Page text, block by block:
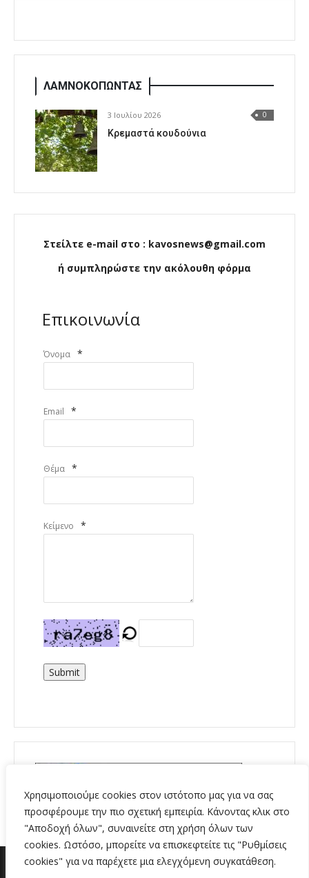
Χρησιμοποιούμε cookies στον ιστότοπο μας για να σας
προσφέρουμε την πιο σχετική εμπειρία. Κάνοντας κλικ στο
"Αποδοχή όλων", συναινείτε στη χρήση όλων των
cookies. Ωστόσο, μπορείτε να επισκεφτείτε τις "Ρυθμίσεις
cookies" για να παρέχετε μια ελεγχόμενη συγκατάθεση.
ΛΑΜΝΟΚΟΠΩΝΤΑΣ
3 Ιουλίου 2026 0
Κρεμαστά κουδούνια
Στείλτε e-mail στο : kavosnews@gmail.com
ή συμπληρώστε την ακόλουθη φόρμα
Επικοινωνία
Όνομα *
Email *
Θέμα *
Κείμενο *
Submit